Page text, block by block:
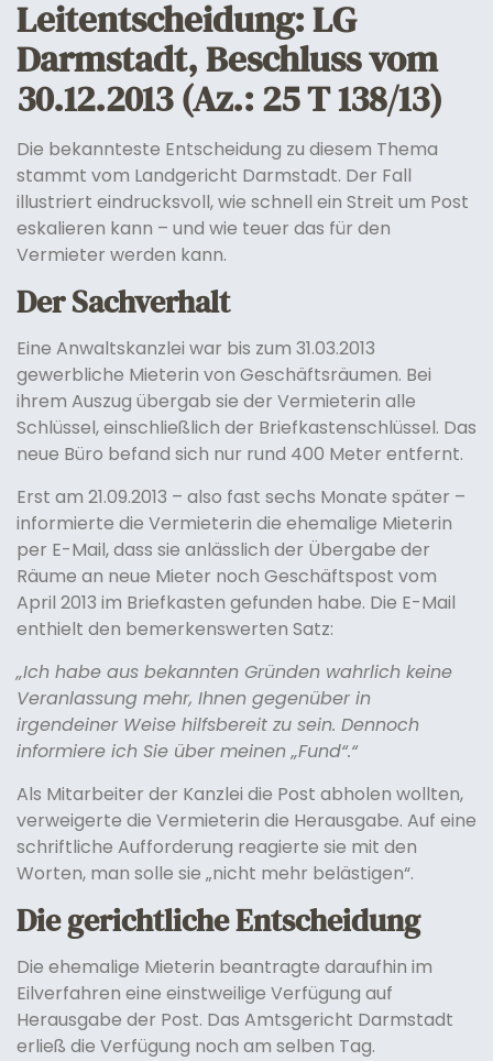
Leitentscheidung: LG
Darmstadt, Beschluss vom
30.12.2013 (Az.: 25 T 138/13)
Die bekannteste Entscheidung zu diesem Thema
stammt vom Landgericht Darmstadt. Der Fall
illustriert eindrucksvoll, wie schnell ein Streit um Post
eskalieren kann – und wie teuer das für den
Vermieter werden kann.
Der Sachverhalt
Eine Anwaltskanzlei war bis zum 31.03.2013
gewerbliche Mieterin von Geschäftsräumen. Bei
ihrem Auszug übergab sie der Vermieterin alle
Schlüssel, einschließlich der Briefkastenschlüssel. Das
neue Büro befand sich nur rund 400 Meter entfernt.
Erst am 21.09.2013 – also fast sechs Monate später –
informierte die Vermieterin die ehemalige Mieterin
per E-Mail, dass sie anlässlich der Übergabe der
Räume an neue Mieter noch Geschäftspost vom
April 2013 im Briefkasten gefunden habe. Die E-Mail
enthielt den bemerkenswerten Satz:
„Ich habe aus bekannten Gründen wahrlich keine
Veranlassung mehr, Ihnen gegenüber in
irgendeiner Weise hilfsbereit zu sein. Dennoch
informiere ich Sie über meinen „Fund“.“
Als Mitarbeiter der Kanzlei die Post abholen wollten,
verweigerte die Vermieterin die Herausgabe. Auf eine
schriftliche Aufforderung reagierte sie mit den
Worten, man solle sie „nicht mehr belästigen“.
Die gerichtliche Entscheidung
Die ehemalige Mieterin beantragte daraufhin im
Eilverfahren eine einstweilige Verfügung auf
Herausgabe der Post. Das Amtsgericht Darmstadt
erließ die Verfügung noch am selben Tag.